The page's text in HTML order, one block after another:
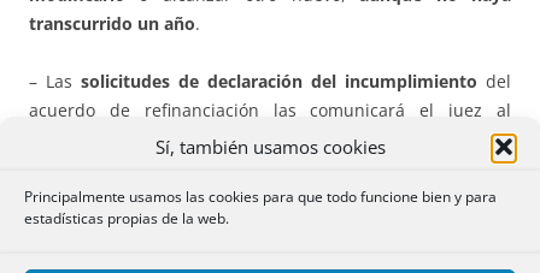
Sí, también usamos cookies
Principalmente usamos las cookies para que todo funcione bien y para
estadísticas propias de la web.
transcurrido un año.
– Las solicitudes de declaración del incumplimiento del
acuerdo de refinanciación las comunicará el juez al
deudor, pero no las admitirá a trámite hasta diciembre de
2020. Mientras, el deudor podrá comunicar al juzgado que
ha iniciado o pretende iniciar negociaciones, lo que le
permite contar con tres meses para lograr el acuerdo, tras